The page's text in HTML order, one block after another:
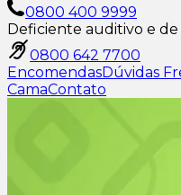
0800 400 9999
Deficiente auditivo e de
0800 642 7700
EncomendasDúvidas
CamaContato